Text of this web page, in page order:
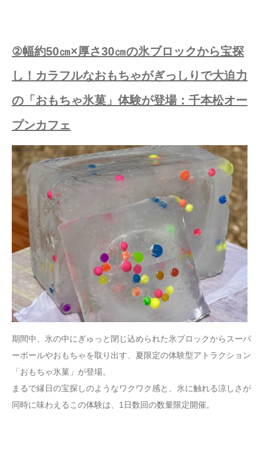
②幅約50㎝×厚さ30㎝の氷ブロックから宝探
し！カラフルなおもちゃがぎっしりで大迫力
の「おもちゃ氷菓」体験が登場：千本松オー
プンカフェ
期間中、氷の中にぎゅっと閉じ込められた氷ブロックからスーパ
ーボールやおもちゃを取り出す、夏限定の体験型アトラクション
「おもちゃ氷菓」が登場。
まるで縁日の宝探しのようなワクワク感と、氷に触れる涼しさが
同時に味わえるこの体験は、1日数回の数量限定開催。